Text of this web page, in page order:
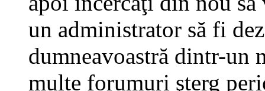
un administrator să fi
dumneavoastră dintr-un
multe forumuri şterg